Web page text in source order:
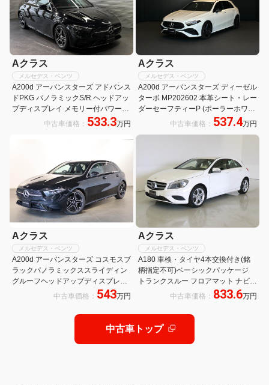
Aクラス
メルセデス・ベンツ
A200d アーバンスターズ アドバンス
ドPKG パノラミックS/R ヘッドアッ
プディスプレイ メモリー付パワーシ
ート&ヒーター 360°カメラ ワイヤレ
ーダーセーフティPKG 赤黒本革シー
中古車価格： 533.3万円
Aクラス
メルセデス・ベンツ
A200d アーバンスターズ ディーゼル
ターボ MP202602 本革シート・レー
ダーセーフティーP (ポーラーホワイ
中古車価格： 537.4万円
Aクラス
メルセデス・ベンツ
A200d アーバンスターズ コスモスブ
ラックパノラミックススライディン
グルーフヘッドアップディスプレイ
アドバンスドパッケージ360カメラ
中古車価格： 543万円
Aクラス
メルセデス・ベンツ
A180 車検・タイヤ4本交換付き(銘
柄指定不可)ベーシックパッケージ
トランクスルー フロアマット ナビ
CD ミュージックサーバー 音楽プレ
ーヤー接続 Bluetooth接続 TV DVD再
生 ETC
中古車価格： 833.6万円
中古車トップ